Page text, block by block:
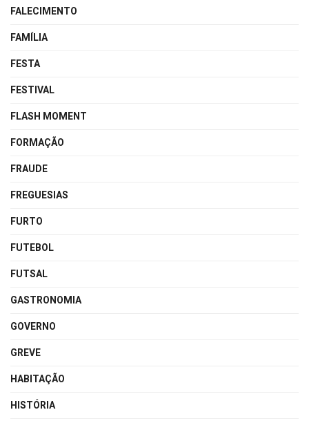
FALECIMENTO
FAMÍLIA
FESTA
FESTIVAL
FLASH MOMENT
FORMAÇÃO
FRAUDE
FREGUESIAS
FURTO
FUTEBOL
FUTSAL
GASTRONOMIA
GOVERNO
GREVE
HABITAÇÃO
HISTÓRIA